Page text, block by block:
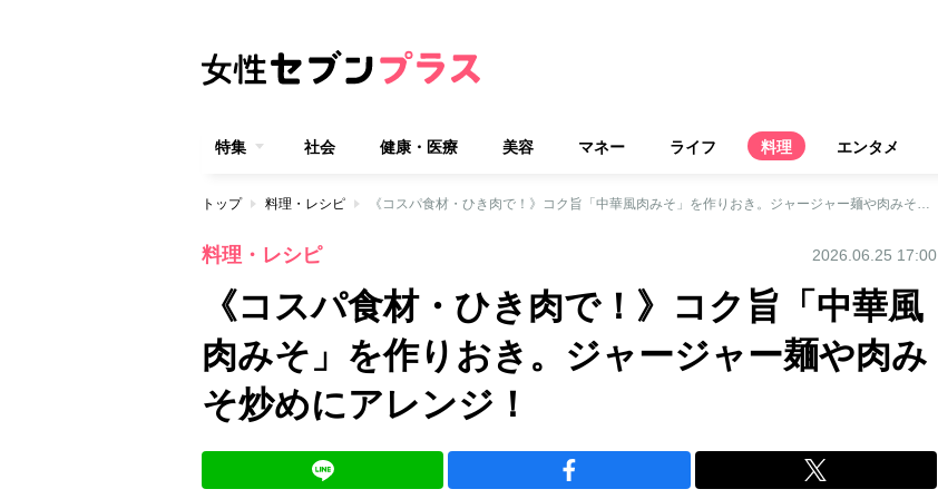
特集 社会 健康・医療 美容 マネー ライフ 料理 エンタメ
トップ 料理・レシピ 《コスパ食材・ひき肉で！》コク旨「中華風肉みそ」を作りおき。ジャージャー麺や肉みそ炒めにアレンジ！
料理・レシピ 2026.06.25 17:00
《コスパ食材・ひき肉で！》コク旨「中華風
肉みそ」を作りおき。ジャージャー麺や肉み
そ炒めにアレンジ！